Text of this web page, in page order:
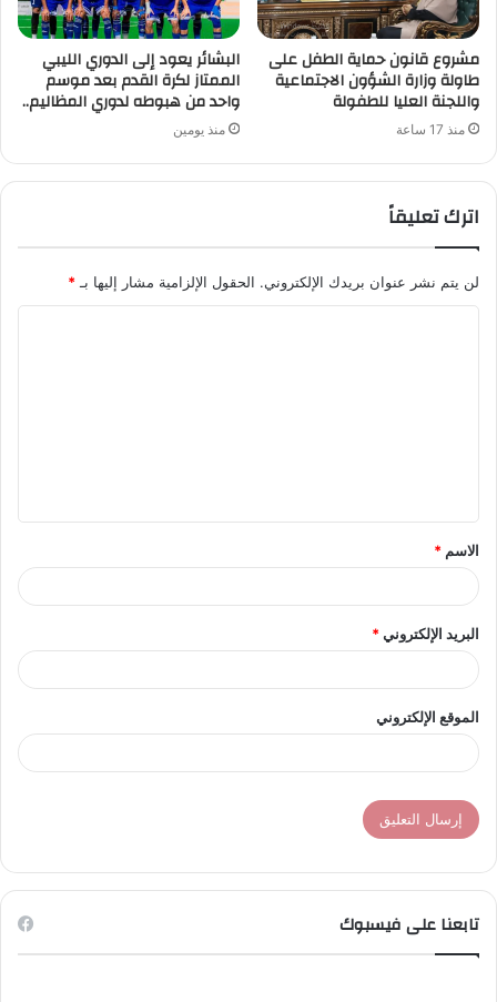
مشروع قانون حماية الطفل على
طاولة وزارة الشؤون الاجتماعية
واللجنة العليا للطفولة
منذ 17 ساعة
البشائر يعود إلى الدوري الليبي
الممتاز لكرة القدم بعد موسم
واحد من هبوطه لدوري المظاليم..
منذ يومين
اترك تعليقاً
لن يتم نشر عنوان بريدك الإلكتروني. الحقول الإلزامية مشار إليها بـ *
ق
*
الاسم *
البريد الإلكتروني*
الموقع الإلكتروني
تابعنا على فيسبوك